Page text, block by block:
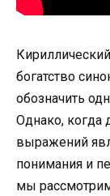
богатство
обозначить
Однако, когда
выражений
понимания и
мы